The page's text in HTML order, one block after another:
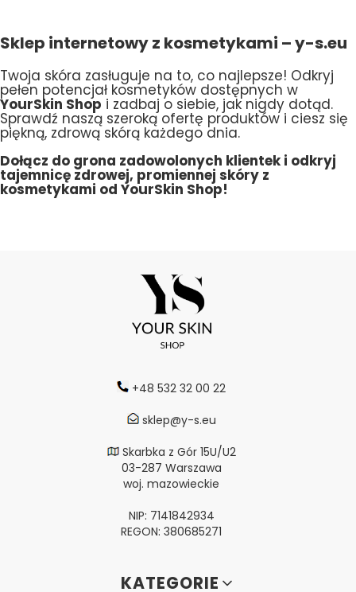
Sklep internetowy z kosmetykami – y-s.eu
Twoja skóra zasługuje na to, co najlepsze! Odkryj
pełen potencjał kosmetyków dostępnych w
YourSkin Shop i zadbaj o siebie, jak nigdy dotąd.
Sprawdź naszą szeroką ofertę produktów i ciesz się
piękną, zdrową skórą każdego dnia.
Dołącz do grona zadowolonych klientek i odkryj
tajemnicę zdrowej, promiennej skóry z
kosmetykami od YourSkin Shop!
+48 532 32 00 22
sklep@y-s.eu
Skarbka z Gór 15U/U2
03-287 Warszawa
woj. mazowieckie
NIP: 7141842934
REGON: 380685271
Linki w stopceKATEGORIE